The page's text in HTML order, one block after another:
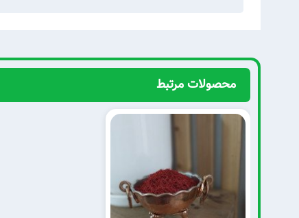
محصولات مرتبط